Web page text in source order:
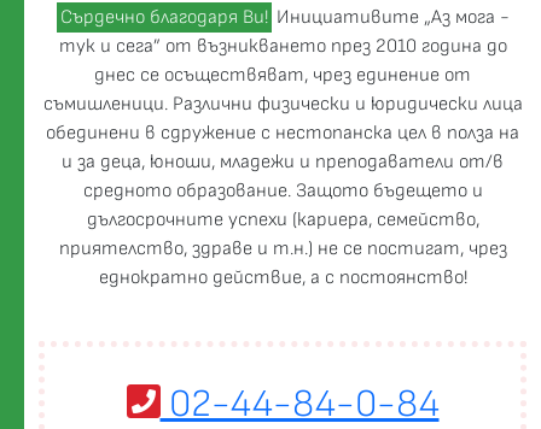
Сърдечно благодаря Ви! Инициативите „Аз мога -
тук и сега” от възникването през 2010 година до
днес се осъществяват, чрез единение от
съмишленици. Различни физически и юридически лица
обединени в сдружение с нестопанска цел в полза на
и за деца, юноши, младежи и преподаватели от/в
средното образование. Защото бъдещето и
дългосрочните успехи (кариера, семейство,
приятелство, здраве и т.н.) не се постигат, чрез
еднократно действие, а с постоянство!
02-44-84-0-84